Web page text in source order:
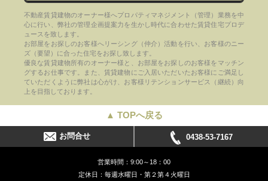
不動産賃貸建物のオーナー様へプロパティマネジメント（管理）業務を中
心に行い、弊社の管理企画提案力を生かし時代に合わせた賃貸住宅プロデ
ュースを致します。
お部屋をお探しのお客様へリーシング（仲介）活動を行い、お客様のニー
ズ（要望）に合った住宅をお探し致します。
優良な賃貸建物所有のオーナー様と、お部屋をお探しのお客様をマッチン
グするお仕事です。また、賃貸建物にご入居いただいたお客様にご満足し
ていただくように弊社は心がけ、お客様リテンションサービス（継続）向
上を目指しております。
▲ TOPへ戻る
お問合せ 0438-53-7167
営業時間：9:00～18：00
定休日：毎週水曜日・第２第４火曜日